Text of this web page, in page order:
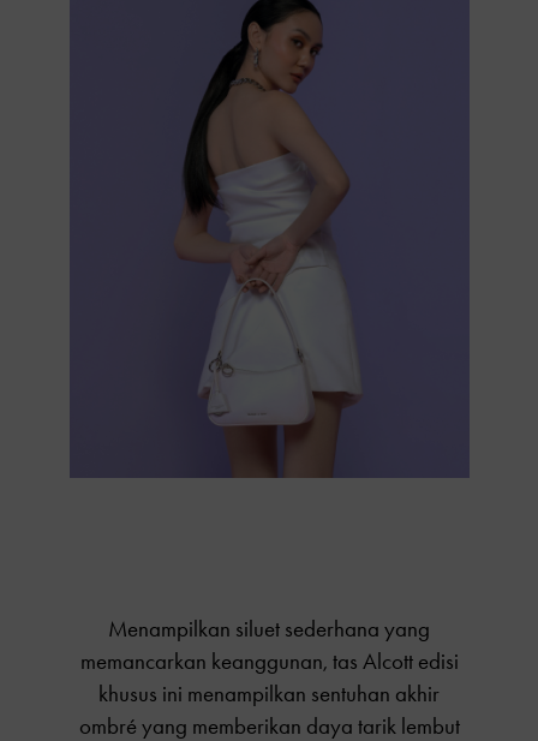
Menampilkan siluet sederhana yang
memancarkan keanggunan, tas Alcott edisi
khusus ini menampilkan sentuhan akhir
ombré yang memberikan daya tarik lembut